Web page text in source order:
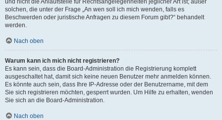
und nicht die Anlaufstelle für Rechtsangelegenheiten jeglicher Art ist; außer
solchen, die unter der Frage „An wen soll ich mich wenden, falls es
Beschwerden oder juristische Anfragen zu diesem Forum gibt?“ behandelt
werden.
Nach oben
Warum kann ich mich nicht registrieren?
Es kann sein, dass die Board-Administration die Registrierung komplett
ausgeschaltet hat, damit sich keine neuen Benutzer mehr anmelden können.
Es könnte auch sein, dass Ihre IP-Adresse oder der Benutzername, mit dem
Sie sich registrieren möchten, gesperrt wurden. Um Hilfe zu erhalten, wenden
Sie sich an die Board-Administration.
Nach oben